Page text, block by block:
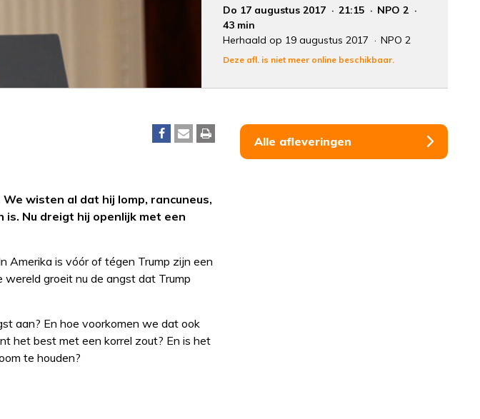
Do 17 augustus 2017
21:15
NPO 2
43 min
Herhaald op 19 augustus 2017
NPO 2
Deze afl. is niet meer online beschikbaar.
wisten al dat hij lomp, rancuneus,
Nu dreigt hij openlijk met een
Amerika is vóór of tégen Trump zijn een
groeit nu de angst dat Trump
aan? En hoe voorkomen we dat ook
het best met een korrel zout? En is het
te houden?
Alle afleveringen